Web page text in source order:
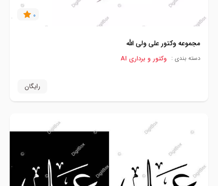
0
مجموعه وکتور علی ولی الله
دسته بندی : وکتور و برداری AI
رایگان